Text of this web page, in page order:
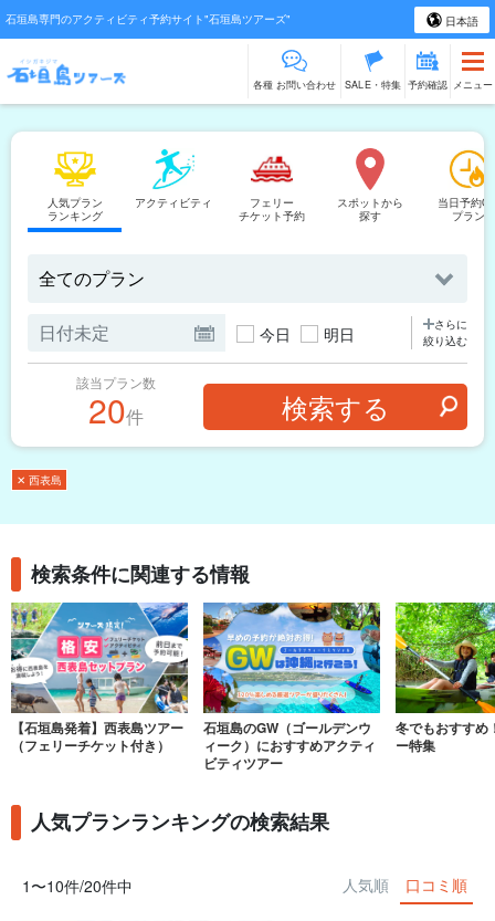
石垣島専門のアクティビティ予約サイト"石垣島ツアーズ" 日本語
各種 お問い合わせ SALE・特集 予約確認 メニュー
人気プラン
ランキング
アクティビティ
フェリー
チケット予約
スポットから
探す
当日予約
プラン
今日 明日
さらに
絞り込む
該当プラン数
20件
✕ 西表島
検索条件に関連する情報
【石垣島発着】西表島ツアー
（フェリーチケット付き）
石垣島のGW（ゴールデンウ
ィーク）におすすめアクティ
ビティツアー
冬でもおすすめ
ー特集
人気プランランキングの検索結果
1〜10件/20件中 人気順 口コミ順